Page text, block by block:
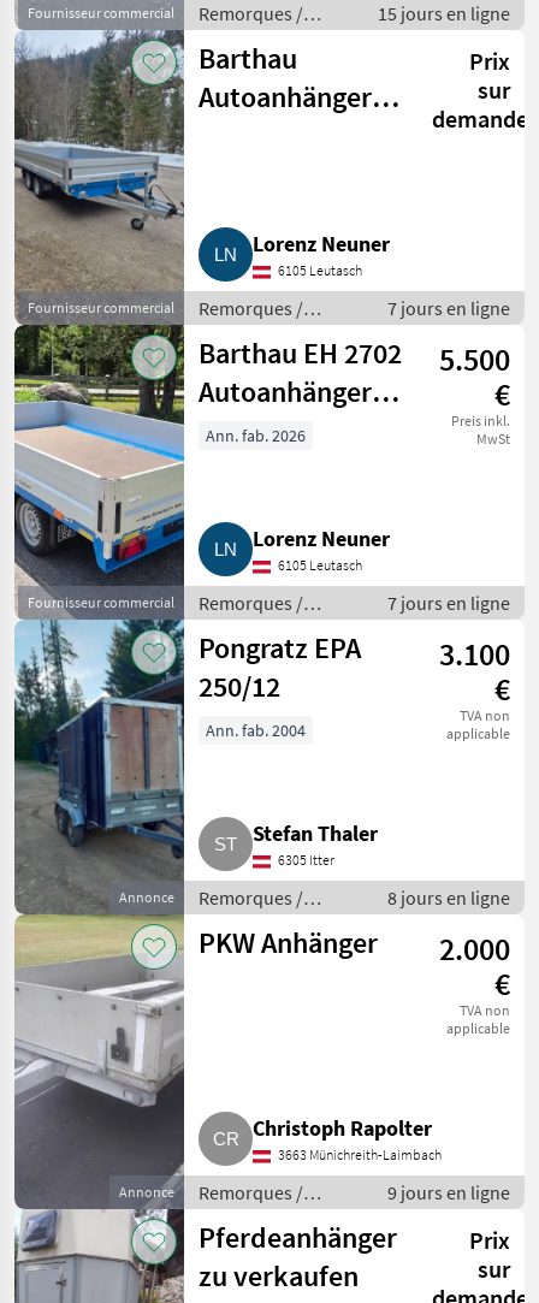
Fournisseur commercial
Remorques /
Remorques de
voitures
15 jours en ligne
Fournisseur commercial
Barthau
Autoanhänger
Prix
sur
demande
Lorenz Neuner
6105 Leutasch
Remorques /
Remorques de
voitures
7 jours en ligne
Fournisseur commercial
Barthau EH 2702
Autoanhänger
Anhänger
5.500
€
Preis inkl.
MwSt
Ann. fab. 2026
Lorenz Neuner
6105 Leutasch
Remorques /
Remorques de
voitures
7 jours en ligne
Annonce
Pongratz EPA
250/12
3.100
€
TVA non
applicable
Ann. fab. 2004
Stefan Thaler
6305 Itter
Remorques /
Remorques de
voitures
8 jours en ligne
Annonce
PKW Anhänger
2.000
€
TVA non
applicable
Christoph Rapolter
3663 Münichreith-Laimbach
Remorques /
Remorques de
voitures
9 jours en ligne
Pferdeanhänger
zu verkaufen
Prix
sur